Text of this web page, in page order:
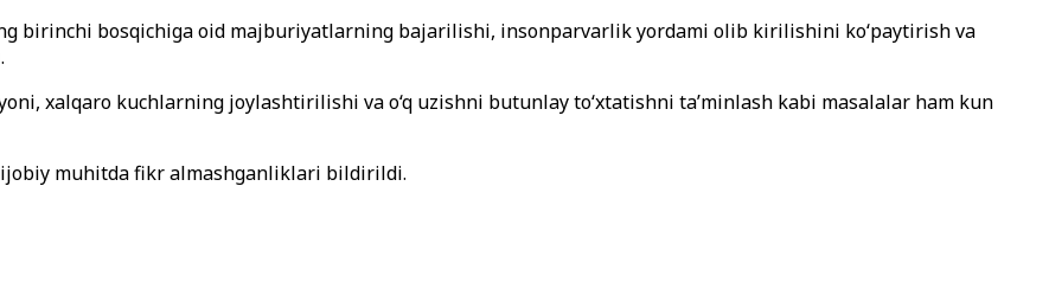
birinchi bosqichiga oid majburiyatlarning bajarilishi, insonparvarlik yordami olib kirilishini ko‘paytirish va
xalqaro kuchlarning joylashtirilishi va o‘q uzishni butunlay to‘xtatishni ta’minlash kabi masalalar ham kun
muhitda fikr almashganliklari bildirildi.